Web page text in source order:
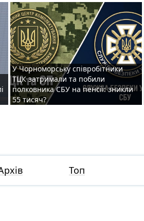
У Чорноморську співробітники
ТЦК затримали та побили
полковника СБУ на пенсії: зникли
55 тисяч?
Топ